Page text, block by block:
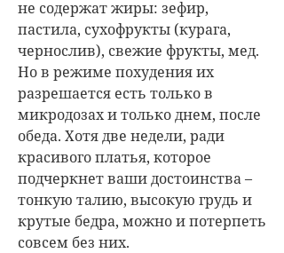
не содержат жиры: зефир,
пастила, сухофрукты (курага,
чернослив), свежие фрукты, мед.
Но в режиме похудения их
разрешается есть только в
микродозах и только днем, после
обеда. Хотя две недели, ради
красивого платья, которое
подчеркнет ваши достоинства –
тонкую талию, высокую грудь и
крутые бедра, можно и потерпеть
совсем без них.